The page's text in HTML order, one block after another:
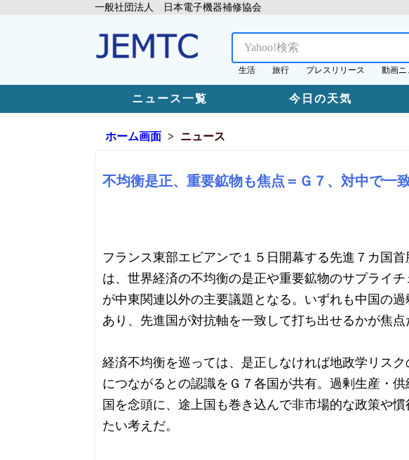
一般社団法人 日本電子機器補修協会
生活 旅行 プレスリリース 動画ニ
ニュース一覧 今日の天気
ホーム画面 ニュース
不均衡是正、重要鉱物も焦点＝Ｇ７、対中で一
フランス東部エビアンで１５日開幕する先進７カ国
は、世界経済の不均衡の是正や重要鉱物のサプライ
が中東関連以外の主要議題となる。いずれも中国の
あり、先進国が対抗軸を一致して打ち出せるかが焦点
経済不均衡を巡っては、是正しなければ地政学リス
につながるとの認識をＧ７各国が共有。過剰生産・
国を念頭に、途上国も巻き込んで非市場的な政策や
たい考えだ。